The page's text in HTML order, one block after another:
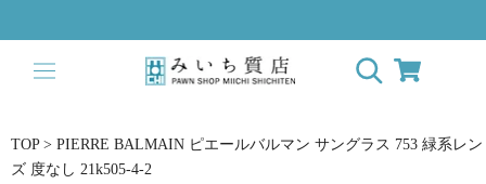
キ
て
コ
TOP > PIERRE BALMAIN ピエールバルマン サングラス 753 緑系レン
ズ 度なし 21k505-4-2